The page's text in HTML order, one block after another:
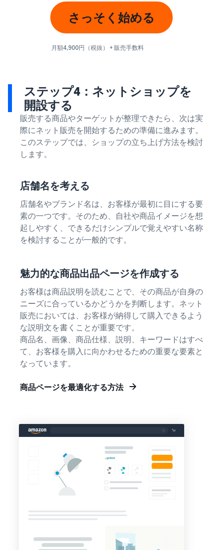
さっそく始める
月額4,900円（税抜） + 販売手数料
ステップ4：ネットショップを
開設する
販売する商品やターゲットが整理できたら、次は実
際にネット販売を開始するための準備に進みます。
このステップでは、ショップの立ち上げ方法を検討
します。
店舗名を考える
店舗名やブランド名は、お客様が最初に目にする要
素の一つです。そのため、自社や商品イメージを想
起しやすく、できるだけシンプルで覚えやすい名称
を検討することが一般的です。
魅力的な商品出品ページを作成する
お客様は商品説明を読むことで、その商品が自身の
ニーズに合っているかどうかを判断します。ネット
販売においては、お客様が納得して購入できるよう
な説明文を書くことが重要です。
商品名、画像、商品仕様、説明、キーワードはすべ
て、お客様を購入に向かわせるための重要な要素と
なっています。
商品ページを最適化する方法